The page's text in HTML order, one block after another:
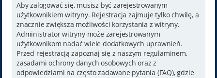
Aby zalogować się, musisz być zarejestrowanym
użytkownikiem witryny. Rejestracja zajmuje tylko chwilę, a
znacznie zwiększa możliwości korzystania z witryny.
Administrator witryny może zarejestrowanym
użytkownikom nadać wiele dodatkowych uprawnień.
Przed rejestracją zapoznaj się z naszym regulaminem,
zasadami ochrony danych osobowych oraz z
odpowiedziami na często zadawane pytania (FAQ), gdzie